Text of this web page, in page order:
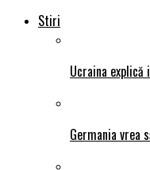
Stiri
Ucraina
Germania vrea